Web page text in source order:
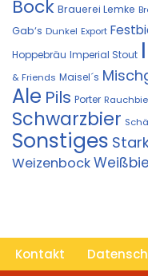
Bock Brauerei Lemke
Gab‘s Dunkel Export
Hoppebräu Imperial Stout
& Friends Maisel´s
Ale Pils Porter
Schwarzbier
Sonstiges
Weizenbock
Kontakt